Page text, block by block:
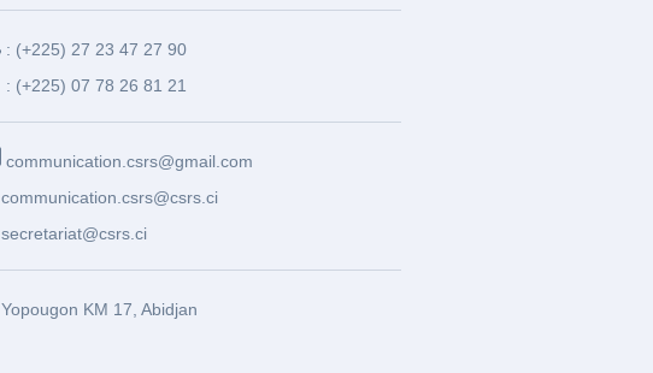
: (+225) 27 23 47 27 90
: (+225) 07 78 26 81 21
communication.csrs@gmail.com
communication.csrs@csrs.ci
secretariat@csrs.ci
Yopougon KM 17, Abidjan